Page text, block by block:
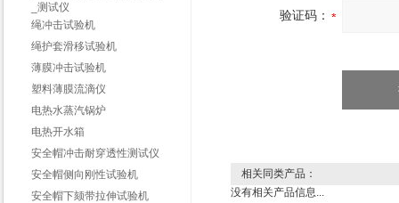
_测试仪
绳冲击试验机
绳护套滑移试验机
薄膜冲击试验机
塑料薄膜流滴仪
电热水蒸汽锅炉
电热开水箱
安全帽冲击耐穿透性测试仪
安全帽侧向刚性试验机
安全帽下颏带拉伸试验机
验证码：
相关同类产品：
没有相关产品信息...